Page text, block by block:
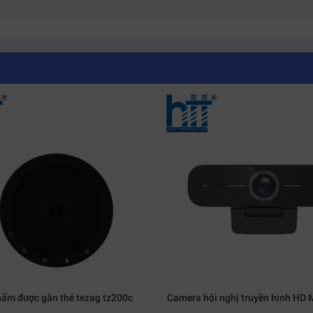
hội nghị nhỏ. Loa ngoài công suất 6W mạnh mẽ
được gắn thẻ tezag tz200c Camera hội nghị truyền hình HD